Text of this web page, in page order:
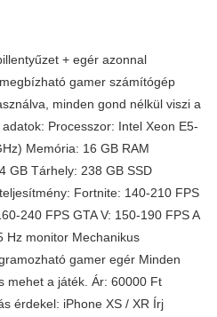
+ egér azonnal
gamer számítógép
minden gond nélkül viszi a
Processzor: Intel Xeon E5-
Memória: 16 GB RAM
GB Tárhely: 238 GB SSD
Fortnite: 140-210 FPS
240 FPS GTA V: 150-190 FPS A
Hz monitor Mechanikus
gamer egér Minden
mehet a játék. Ár: 60000 Ft
érdekel: iPhone XS / XR Írj